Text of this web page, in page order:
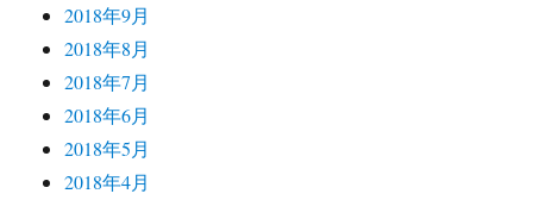
2018年9月
2018年8月
2018年7月
2018年6月
2018年5月
2018年4月